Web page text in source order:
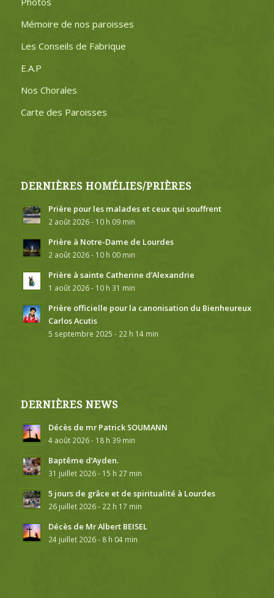
Mémoire de nos paroisses
Les Conseils de Fabrique
E.A.P
Nos Chorales
Carte des Paroisses
DERNIÈRES HOMÉLIES/PRIÈRES
Prière pour les malades et ceux qui souffrent
2 août 2026 - 10 h 09 min
Prière à Notre-Dame de Lourdes
2 août 2026 - 10 h 00 min
Prière à sainte Catherine d’Alexandrie
1 août 2026 - 10 h 31 min
Prière officielle pour la canonisation du Bienheureux
Carlos Acutis
5 septembre 2025 - 22 h 14 min
DERNIÈRES NEWS
Décès de mr Patrick SOUMANN
4 août 2026 - 18 h 39 min
Baptême d’Ayden.
31 juillet 2026 - 15 h 27 min
5 jours de grâce et de spiritualité à Lourdes
26 juillet 2026 - 22 h 17 min
Décès de Mr Albert BEISEL
24 juillet 2026 - 8 h 04 min